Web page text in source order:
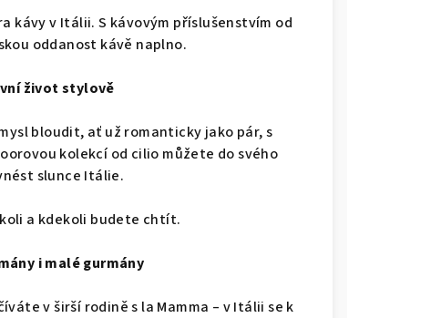
kávy v Itálii. S kávovým příslušenstvím od
oddanost kávě naplno.
život stylově
bloudit, ať už romanticky jako pár, s
kolekcí od cilio můžete do svého
slunce Itálie.
a kdekoli budete chtít.
i malé gurmány
v širší rodině s la Mamma – v Itálii se k